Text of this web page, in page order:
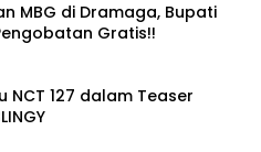
MBG di Dramaga, Bupati
Gratis!!
NCT 127 dalam Teaser